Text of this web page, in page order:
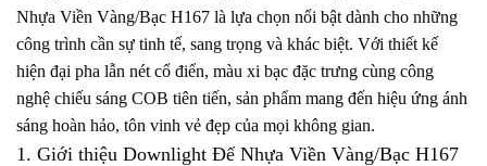
Nhựa Viền Vàng/Bạc H167 là lựa chọn nổi bật dành cho những
công trình cần sự tinh tế, sang trọng và khác biệt. Với thiết kế
hiện đại pha lẫn nét cổ điển, màu xi bạc đặc trưng cùng công
nghệ chiếu sáng COB tiên tiến, sản phẩm mang đến hiệu ứng ánh
sáng hoàn hảo, tôn vinh vẻ đẹp của mọi không gian.
1. Giới thiệu Downlight Đế Nhựa Viền Vàng/Bạc H167